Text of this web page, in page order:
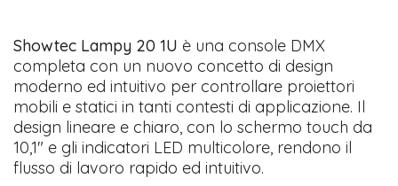
​Showtec Lampy 20 1U è una console DMX
completa con un nuovo concetto di design
moderno ed intuitivo per controllare proiettori
mobili e statici in tanti contesti di applicazione. Il
design lineare e chiaro, con lo schermo touch da
10,1" e gli indicatori LED multicolore, rendono il
flusso di lavoro rapido ed intuitivo.